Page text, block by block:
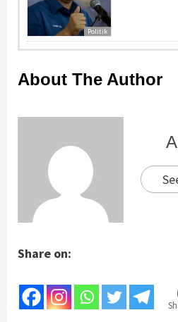
Politik
About The Author
Share on: